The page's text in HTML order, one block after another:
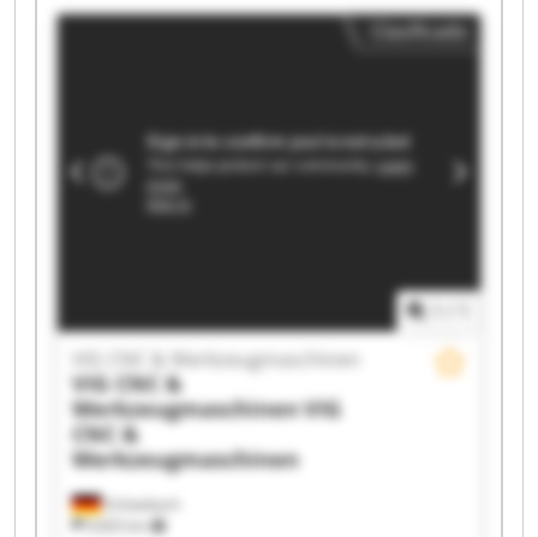
Clasificado
Schwabach
9,603 km
VIG CNC & Werkzeugmaschinen
VIG CNC &
WerkzeugmaschinenVIG
CNC &
Werkzeugmaschinen